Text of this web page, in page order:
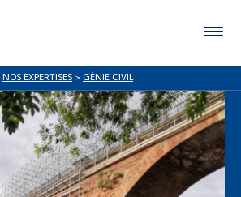
NOS EXPERTISES > GÉNIE CIVIL